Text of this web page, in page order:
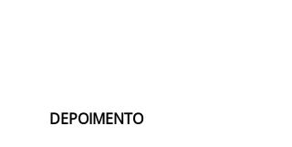
         DEPOIMENTO